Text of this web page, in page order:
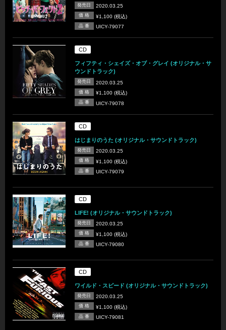
発売日 2020.03.25
価 格 ¥1,100 (税込)
品 番 UICY-79077
CD
フィフティ・シェイズ・オブ・グレイ (オリジナル・サ
ウンドトラック)
発売日 2020.03.25
価 格 ¥1,100 (税込)
品 番 UICY-79078
CD
はじまりのうた (オリジナル・サウンドトラック)
発売日 2020.03.25
価 格 ¥1,100 (税込)
品 番 UICY-79079
CD
LIFE! (オリジナル・サウンドトラック)
発売日 2020.03.25
価 格 ¥1,100 (税込)
品 番 UICY-79080
CD
ワイルド・スピード (オリジナル・サウンドトラック)
発売日 2020.03.25
価 格 ¥1,100 (税込)
品 番 UICY-79081